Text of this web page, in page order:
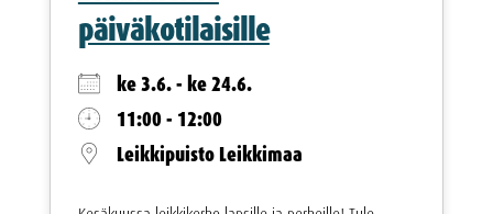
päiväkotilaisille
ke 3.6. - ke 24.6.
11:00 - 12:00
Leikkipuisto Leikkimaa